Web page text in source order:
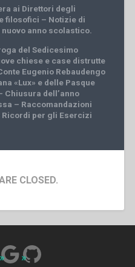
ai Direttori degli
filosofici – Notizie di
anno scolastico.
del Sedicesimo
chiese e case distrutte
Eugenio Rebaudengo
«Lux» e delle Pasque
Chiusura dell’anno
– Raccomandazioni
Ricordi per gli Esercizi
CLOSED.
Google
GitHub